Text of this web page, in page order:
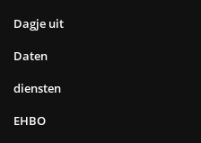
Dagje uit
Daten
diensten
EHBO